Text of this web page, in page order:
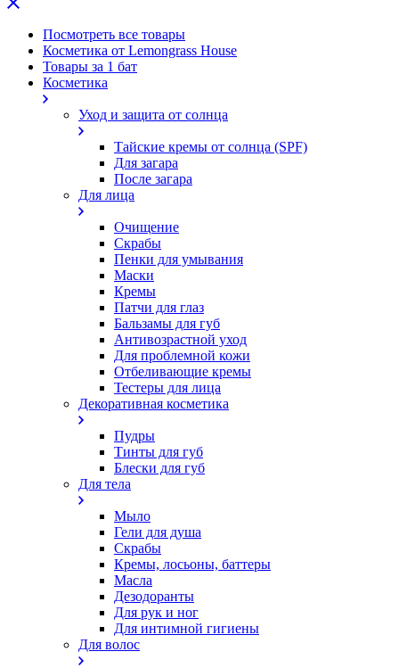
Посмотреть все товары
Косметика от Lemongrass House
Товары за 1 бат
Косметика
Уход и защита от солнца
Тайские кремы от солнца (SPF)
Для загара
После загара
Для лица
Очищение
Скрабы
Пенки для умывания
Маски
Кремы
Патчи для глаз
Бальзамы для губ
Антивозрастной уход
Для проблемной кожи
Oтбеливающие кремы
Тестеры для лица
Декоративная косметика
Пудры
Тинты для губ
Блески для губ
Для тела
Мыло
Гели для душа
Скрабы
Кремы, лосьоны, баттеры
Масла
Дезодоранты
Для рук и ног
Для интимной гигиены
Для волос